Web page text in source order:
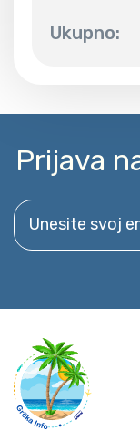
Ukupno:
Prijava
Unesite svoj email